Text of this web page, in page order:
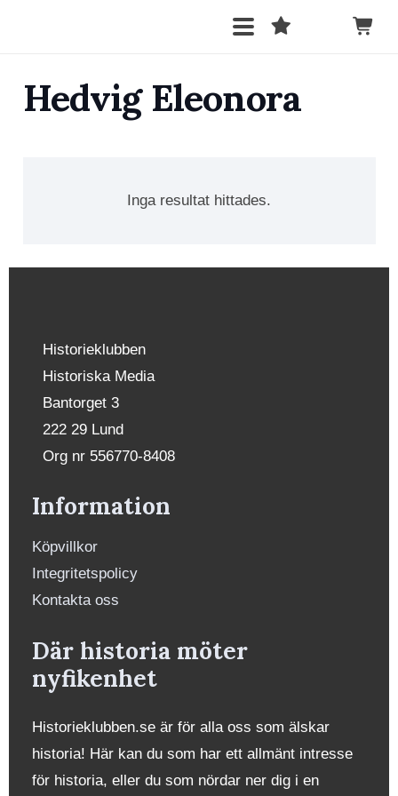
Hedvig Eleonora
Inga resultat hittades.
Historieklubben
Historiska Media
Bantorget 3
222 29 Lund
Org nr 556770-8408
Information
Köpvillkor
Integritetspolicy
Kontakta oss
Där historia möter
nyfikenhet
Historieklubben.se är för alla oss som älskar
historia! Här kan du som har ett allmänt intresse
för historia, eller du som nördar ner dig i en